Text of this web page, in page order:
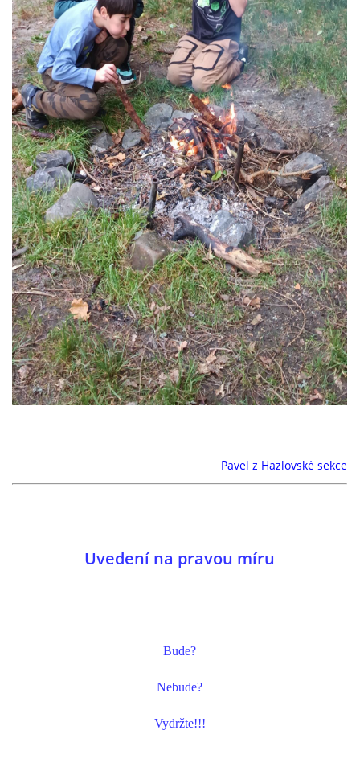
Pavel z Hazlovské sekce
Uvedení na pravou míru
Bude?
Nebude?
Vydržte!!!